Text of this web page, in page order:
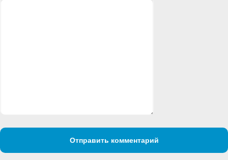
Отправить комментарий